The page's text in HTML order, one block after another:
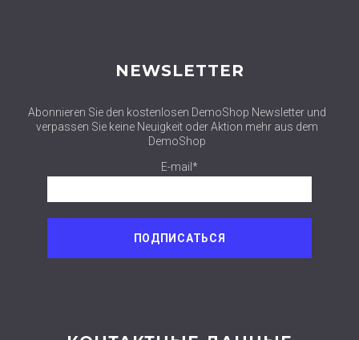
NEWSLETTER
Abonnieren Sie den kostenlosen DemoShop Newsletter und
verpassen Sie keine Neuigkeit oder Aktion mehr aus dem
DemoShop
E-mail*